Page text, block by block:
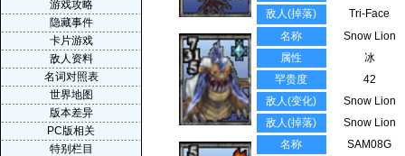
敌人(掉落)
Tri-Face
名称
Snow Lion
属性
冰
罕贵度
42
敌人(变化)
Snow Lion
敌人(掉落)
Snow Lion
名称
SAM08G
游戏攻略
隐藏事件
卡片游戏
敌人资料
名词对照表
世界地图
版本差异
PC版相关
特别栏目